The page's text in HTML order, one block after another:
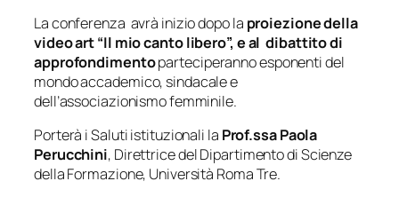
La conferenza avrà inizio dopo la proiezione della
video art“Il mio canto libero”, e al dibattito di
approfondimentoparteciperanno esponenti del
mondo accademico, sindacale e
dell’associazionismo femminile.
Porterà i Saluti istituzionali la Prof.ssa Paola
Perucchini, Direttrice del Dipartimento di Scienze
della Formazione, Università Roma Tre.